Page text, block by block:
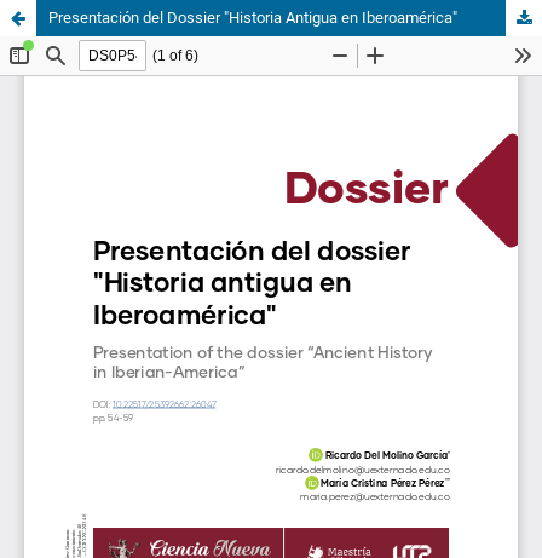
Presentación del Dossier "Historia Antigua en Iberoamérica"